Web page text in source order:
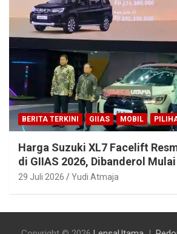
BERITA TERKINI GIIAS MOBIL
Harga Suzuki XL7 Facelift
di GIIAS 2026, Dibanderol
29 Juli 2026 Yudi Atmaja